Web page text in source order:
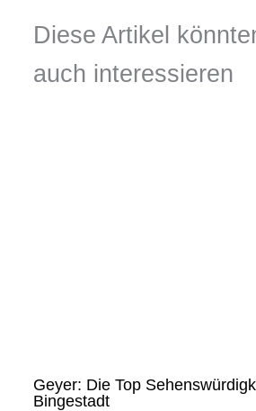
Diese Artikel
auch interessieren
Geyer: Die Top
Bingestadt